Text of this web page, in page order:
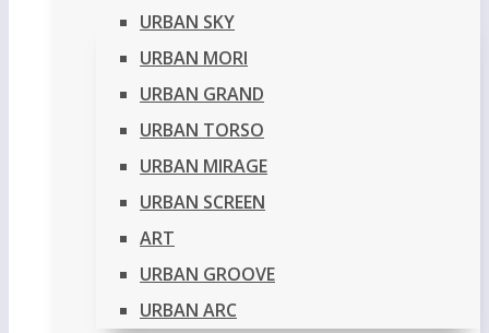
URBAN SKY
URBAN MORI
URBAN GRAND
URBAN TORSO
URBAN MIRAGE
URBAN SCREEN
ART
URBAN GROOVE
URBAN ARC